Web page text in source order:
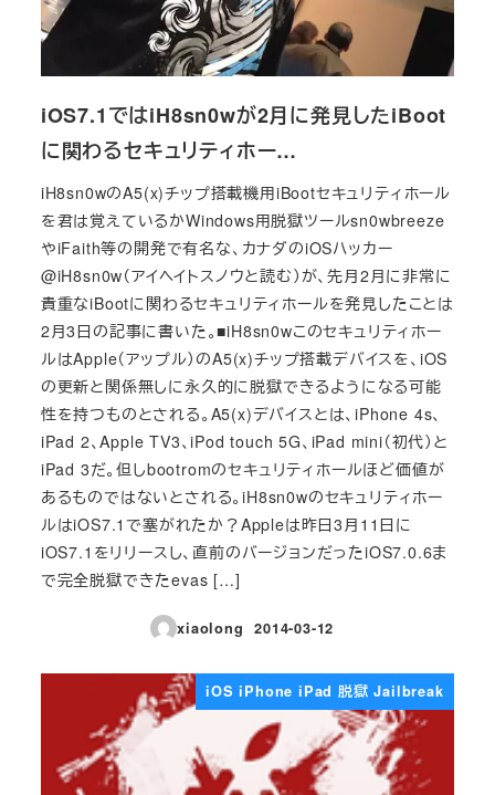
iOS7.1ではiH8sn0wが2月に発見したiBoot
に関わるセキュリティホー…
iH8sn0wのA5(x)チップ搭載機用iBootセキュリティホール
を君は覚えているかWindows用脱獄ツールsn0wbreeze
やiFaith等の開発で有名な、カナダのiOSハッカー
@iH8sn0w（アイヘイトスノウと読む）が、先月2月に非常に
貴重なiBootに関わるセキュリティホールを発見したことは
2月3日の記事に書いた。■iH8sn0wこのセキュリティホー
ルはApple（アップル）のA5(x)チップ搭載デバイスを、iOS
の更新と関係無しに永久的に脱獄できるようになる可能
性を持つものとされる。A5(x)デバイスとは、iPhone 4s、
iPad 2、Apple TV3、iPod touch 5G、iPad mini（初代）と
iPad 3だ。但しbootromのセキュリティホールほど価値が
あるものではないとされる。iH8sn0wのセキュリティホー
ルはiOS7.1で塞がれたか？Appleは昨日3月11日に
iOS7.1をリリースし、直前のバージョンだったiOS7.0.6ま
で完全脱獄できたevas […]
xiaolong
投稿日
2014-03-12
iOS iPhone iPad 脱獄 Jailbreak